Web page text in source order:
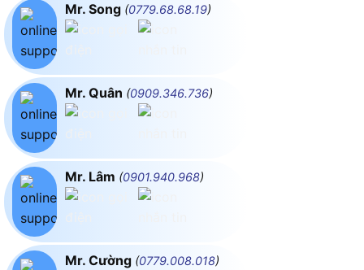
Mr. Song (0779.68.68.19)
Mr. Quân (0909.346.736)
Mr. Lâm (0901.940.968)
Mr. Cường (0779.008.018)